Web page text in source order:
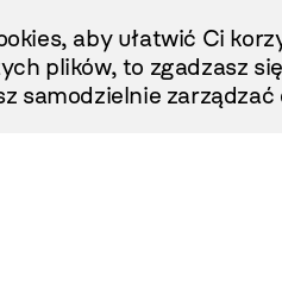
aby ułatwić Ci
plików, to zgadzasz
samodzielnie